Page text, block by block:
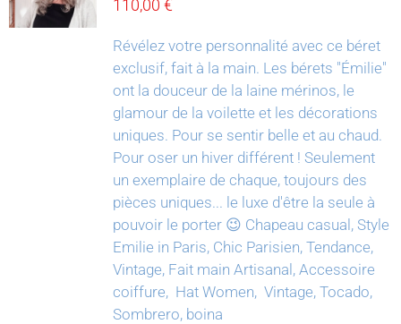
110,00 €
Révélez votre personnalité avec ce béret
exclusif, fait à la main. Les bérets "Émilie"
ont la douceur de la laine mérinos, le
glamour de la voilette et les décorations
uniques. Pour se sentir belle et au chaud.
Pour oser un hiver différent ! Seulement
un exemplaire de chaque, toujours des
pièces uniques... le luxe d'être la seule à
pouvoir le porter 😉 Chapeau casual, Style
Emilie in Paris, Chic Parisien, Tendance,
Vintage, Fait main Artisanal, Accessoire
coiffure, Hat Women, Vintage, Tocado,
Sombrero, boina